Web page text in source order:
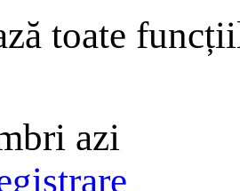
toate
azi